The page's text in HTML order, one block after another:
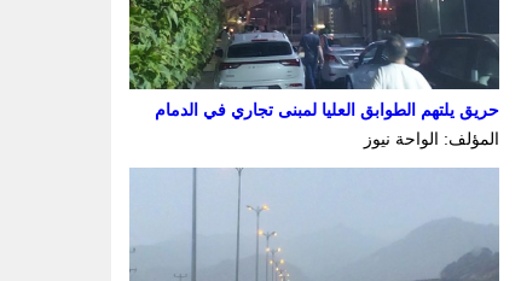
حريق يلتهم الطوابق العليا لمبنى تجاري في الدمام
المؤلف: الواحة نيوز